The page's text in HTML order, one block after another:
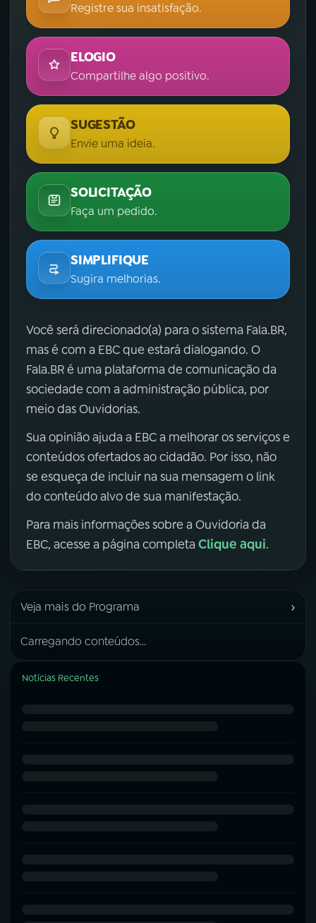
Registre sua insatisfação.
ELOGIO
Compartilhe algo positivo.
SUGESTÃO
Envie uma ideia.
SOLICITAÇÃO
Faça um pedido.
SIMPLIFIQUE
Sugira melhorias.
Você será direcionado(a) para o sistema Fala.BR,
mas é com a EBC que estará dialogando. O
Fala.BR é uma plataforma de comunicação da
sociedade com a administração pública, por
meio das Ouvidorias.
Sua opinião ajuda a EBC a melhorar os serviços e
conteúdos ofertados ao cidadão. Por isso, não
se esqueça de incluir na sua mensagem o link
do conteúdo alvo de sua manifestação.
Para mais informações sobre a Ouvidoria da
EBC, acesse a página completa Clique aqui.
Veja mais do Programa ›
Carregando conteúdos...
Notícias Recentes